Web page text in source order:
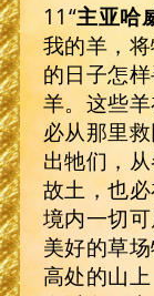
11“主亚哈
我的羊，
的日子怎
羊。这些
必从那里
出牠们，
故土，也
境内一切
美好的草
高处的山